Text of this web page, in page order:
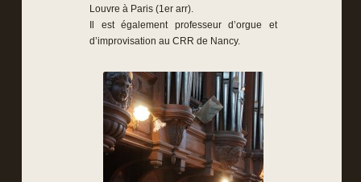
Louvre à Paris (1er arr).
Il est également professeur d’orgue et
d’improvisation au CRR de Nancy.